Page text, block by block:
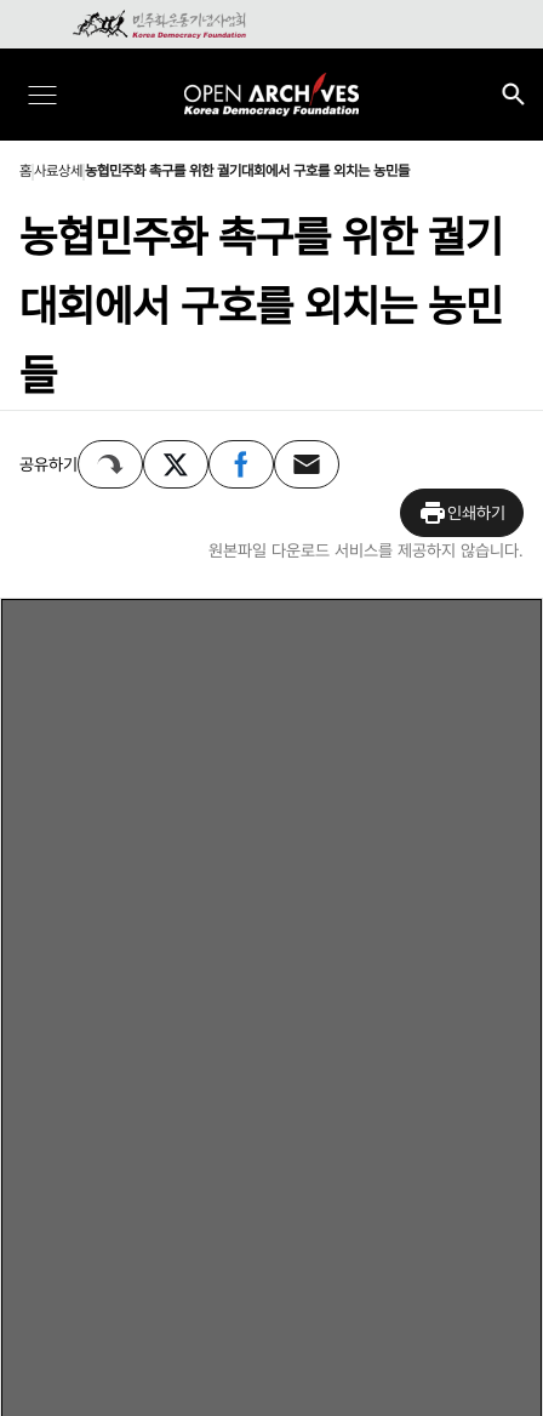
홈사료상세 농협민주화 촉구를 위한 궐기대회에서 구호를 외치는 농민들
농협민주화 촉구를 위한 궐기
대회에서 구호를 외치는 농민
들
공유하기
인쇄하기
원본파일 다운로드 서비스를 제공하지 않습니다.